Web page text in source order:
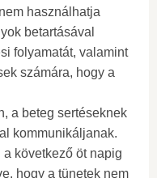
használhatja
betartásával
folyamatát, valamint
számára, hogy a
a beteg sertéseknek
kommunikáljanak.
következő öt napig
hogy a tünetek nem